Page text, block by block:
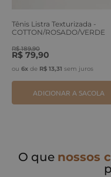
Tênis Listra Texturizada -
COTTON/ROSADO/VERDE
R$ 189,90
R$ 79,90
ou 6x de R$ 13,31 sem juros
ADICIONAR A SACOLA
O que nossos